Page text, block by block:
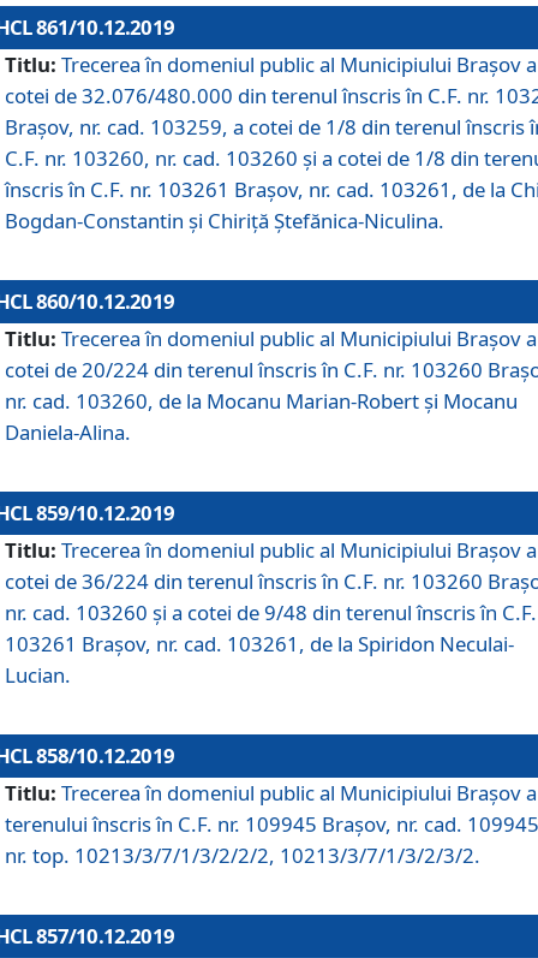
861/10.12.2019
Titlu: Trecerea în domeniul public al Municipiului Braşov a
cotei de 32.076/480.000 din terenul înscris în C.F. nr.
Brașov, nr. cad. 103259, a cotei de 1/8 din terenul înscris
C.F. nr. 103260, nr. cad. 103260 și a cotei de 1/8 din
înscris în C.F. nr. 103261 Brașov, nr. cad. 103261, de la
Bogdan-Constantin și Chiriță Ștefănica-Niculina.
860/10.12.2019
Titlu: Trecerea în domeniul public al Municipiului Braşov a
cotei de 20/224 din terenul înscris în C.F. nr. 103260
nr. cad. 103260, de la Mocanu Marian-Robert și Mocanu
Daniela-Alina.
859/10.12.2019
Titlu: Trecerea în domeniul public al Municipiului Braşov a
cotei de 36/224 din terenul înscris în C.F. nr. 103260
nr. cad. 103260 și a cotei de 9/48 din terenul înscris în
103261 Brașov, nr. cad. 103261, de la Spiridon Neculai-
Lucian.
858/10.12.2019
Titlu: Trecerea în domeniul public al Municipiului Braşov a
terenului înscris în C.F. nr. 109945 Brașov, nr. cad.
nr. top. 10213/3/7/1/3/2/2/2, 10213/3/7/1/3/2/3/2.
857/10.12.2019